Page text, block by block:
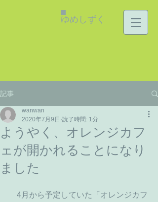
ゆめしずく
記事
ようやく、オレンジカフ
ェが開かれることになり
ました
wanwan
2020年7月9日 読了時間: 1分
4月から予定していた「オレンジカフ